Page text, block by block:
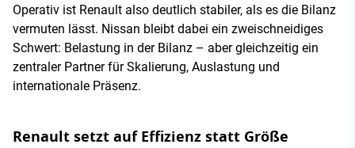
Operativ ist Renault also deutlich stabiler, als es die Bilanz
vermuten lässt. Nissan bleibt dabei ein zweischneidiges
Schwert: Belastung in der Bilanz – aber gleichzeitig ein
zentraler Partner für Skalierung, Auslastung und
internationale Präsenz.
Renault setzt auf Effizienz statt Größe